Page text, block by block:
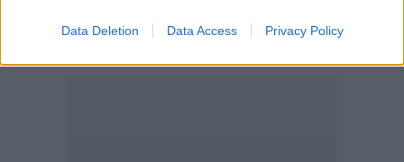
Data Deletion Data Access Privacy Policy